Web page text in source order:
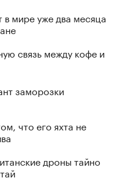
мире уже два месяца
связь между кофе и
заморозки
что его яхта не
дроны тайно